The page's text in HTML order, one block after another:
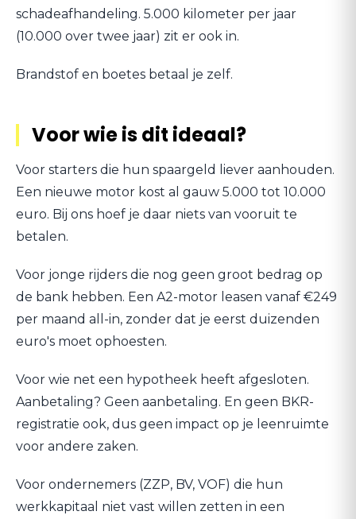
schadeafhandeling. 5.000 kilometer per jaar
(10.000 over twee jaar) zit er ook in.
Brandstof en boetes betaal je zelf.
Voor wie is dit ideaal?
Voor starters die hun spaargeld liever aanhouden.
Een nieuwe motor kost al gauw 5.000 tot 10.000
euro. Bij ons hoef je daar niets van vooruit te
betalen.
Voor jonge rijders die nog geen groot bedrag op
de bank hebben. Een A2-motor leasen vanaf €249
per maand all-in, zonder dat je eerst duizenden
euro's moet ophoesten.
Voor wie net een hypotheek heeft afgesloten.
Aanbetaling? Geen aanbetaling. En geen BKR-
registratie ook, dus geen impact op je leenruimte
voor andere zaken.
Voor ondernemers (ZZP, BV, VOF) die hun
werkkapitaal niet vast willen zetten in een